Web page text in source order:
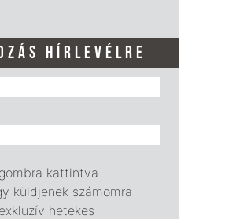
HÍRLEVÉLRE
kattintva
küldjenek számomra
hetekes